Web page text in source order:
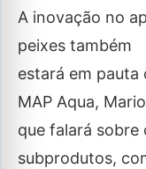
A inovação no
peixes também
estará em
MAP Aqua,
que falará sobre
subprodutos,